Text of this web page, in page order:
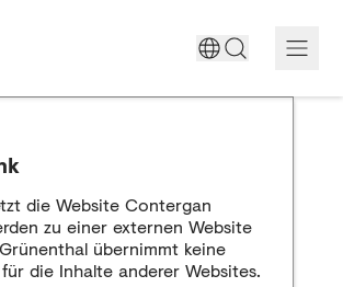
Aufarbeitung
die Website Contergan
zu einer externen Website
übernimmt keine
die Inhalte anderer Websites.